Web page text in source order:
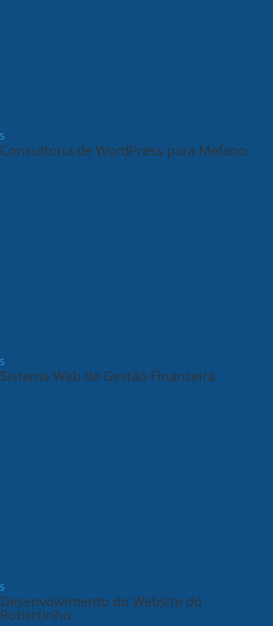
Consultoria de WordPress para Mefano
Sistema Web de Gestão Financeira
Desenvolvimento do Website do
Robertinho